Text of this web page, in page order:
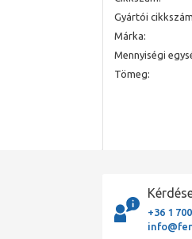
Gyártói
Márka:
Mennyiségi
Tömeg:
+36 1